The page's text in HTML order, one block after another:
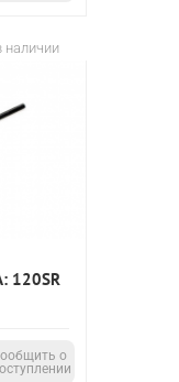
наличии
120SR
о